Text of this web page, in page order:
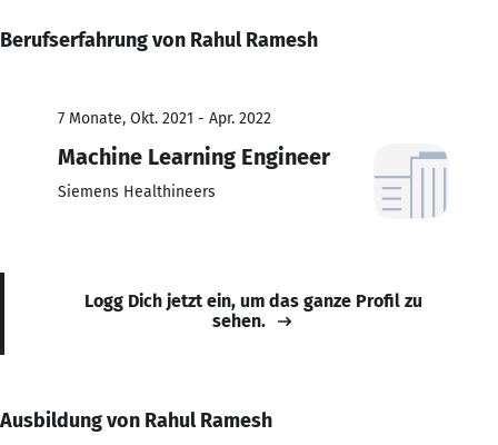
Berufserfahrung von Rahul Ramesh
7 Monate, Okt. 2021 - Apr. 2022
Machine Learning Engineer
Siemens Healthineers
Logg Dich jetzt ein, um das ganze Profil zu
sehen.
Ausbildung von Rahul Ramesh